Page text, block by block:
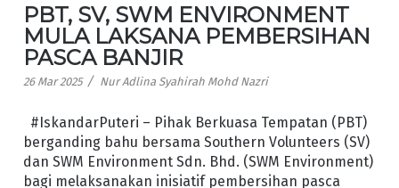
PBT, SV, SWM ENVIRONMENT
MULA LAKSANA PEMBERSIHAN
PASCA BANJIR
26 Mar 2025 / Nur Adlina Syahirah Mohd Nazri
#IskandarPuteri – Pihak Berkuasa Tempatan (PBT)
berganding bahu bersama Southern Volunteers (SV)
dan SWM Environment Sdn. Bhd. (SWM Environment)
bagi melaksanakan inisiatif pembersihan pasca